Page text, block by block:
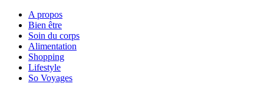
A propos
Bien être
Soin du corps
Alimentation
Shopping
Lifestyle
So Voyages